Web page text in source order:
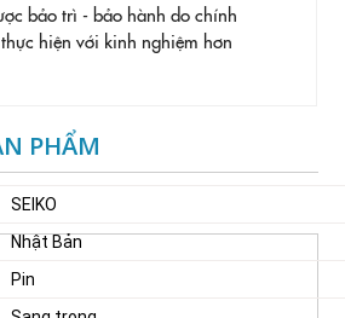
bảo trì - bảo hành do chính
hiện với kinh nghiệm hơn
PHẨM
SEIKO
Nhật Bản
Pin